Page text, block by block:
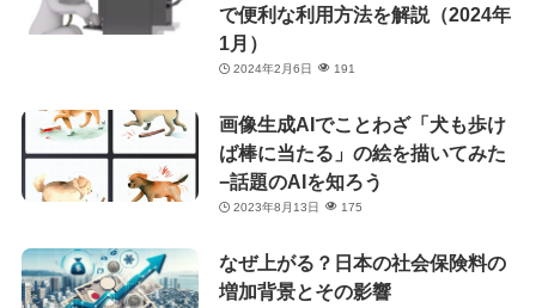
で便利な利用方法を解説（2024年
1月）
2024年2月6日 191
画像生成AIでことわざ「犬も歩け
ば棒に当たる」の絵を描いてみた
−話題のAIを知ろう
2023年8月13日 175
なぜ上がる？日本の社会保険料の
増加背景とその影響